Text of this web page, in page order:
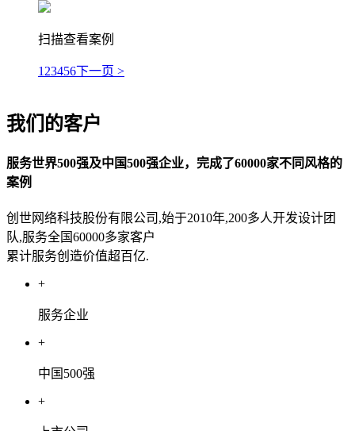
扫描查看案例
1 23456下一页 >
我们的客户
服务世界500强及中国500强企业，完成了60000家不同风格的
案例
创世网络科技股份有限公司,始于2010年,200多人开发设计团
队,服务全国60000多家客户
累计服务创造价值超百亿.
+
服务企业
+
中国500强
+